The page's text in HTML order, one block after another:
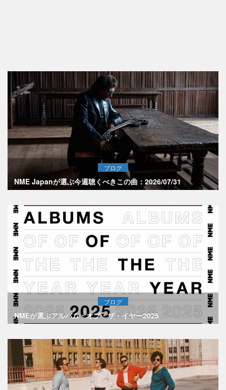
ブログ
NME Japanが選ぶ今週聴くべきこの曲：2026/07/31
ブログ
NMEが選ぶアルバム・オブ・ザ・イヤー2025